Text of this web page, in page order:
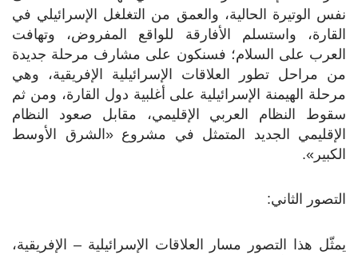
نفس الوتيرة الحالية، والعمق من التغلغل الإسرائيلي في
القارة، واستسلم الأفارقة للواقع المفروض، وتهافت
العرب على السلام؛ فسنكون على مشارف مرحلة جديدة
من مراحل تطور العلاقات الإسرائيلية الإفريقية، وهي
مرحلة الهيمنة الإسرائيلية على أغلبية دول القارة، ومن ثم
سقوط النظام العربي الإقليمي، مقابل صعود النظام
الإقليمي الجديد المتمثل في مشروع «الشرق الأوسط
الكبير».
التصور الثاني:
يمثّل هذا التصور مسار العلاقات الإسرائيلية – الإفريقية،